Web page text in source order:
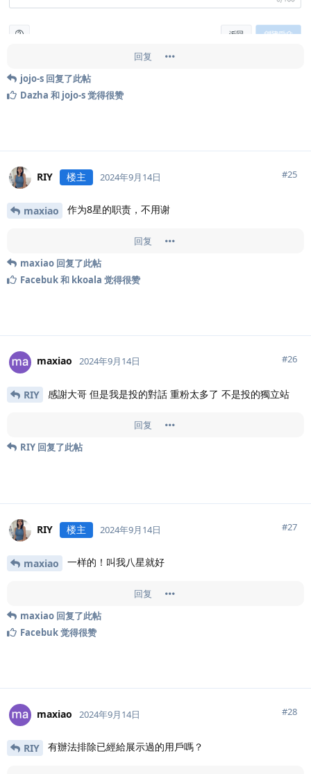
回复
jojo-s 回复了此帖
Dazha 和 jojo-s觉得很赞
RIY 楼主 2024年9月14日 #25
maxiao 作为8星的职责，不用谢
回复
maxiao 回复了此帖
Facebuk和 kkoala 觉得很赞
maxiao 2024年9月14日 #26
RIY 感謝大哥 但是我是投的對話 重粉太多了 不是投的獨立站
回复
RIY 回复了此帖
RIY 楼主 2024年9月14日 #27
maxiao 一样的！叫我八星就好
回复
maxiao 回复了此帖
Facebuk觉得很赞
maxiao 2024年9月14日 #28
RIY 有辦法排除已經給展示過的用戶嗎？